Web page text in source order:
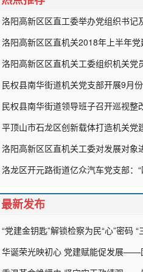
洛阳高新区区直工委举办党组织书记
洛阳高新区区直机关2018年上半年
洛阳高新区区直机关工委组织机关党
民权县南华街道机关党支部开展9月
民权县南华街道领导班子召开巡视整
平顶山市石龙区创新载体打造机关党
洛阳高新区区直机关工委对发展对象
洛龙区开元路街道亿众汽车党支部：“
最新发布
“党建金钥匙”解锁检察为民“心”密码 “
华诞荣光映初心 党建赋能促发展——